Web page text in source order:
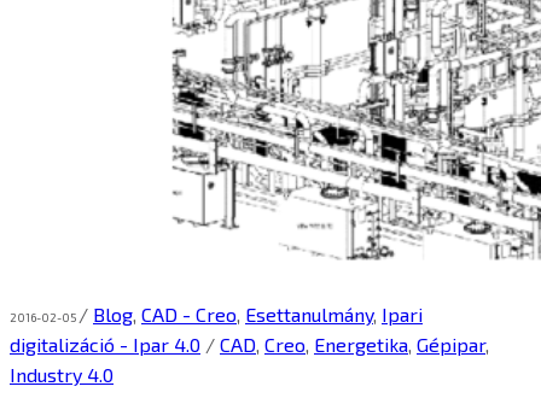
2016-02-05 / Blog, CAD - Creo, Esettanulmány, Ipari
digitalizáció - Ipar 4.0 / CAD, Creo, Energetika, Gépipar,
Industry 4.0